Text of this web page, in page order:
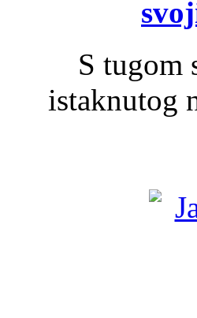
S tugom
istaknutog